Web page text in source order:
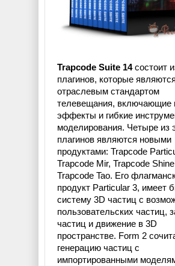
Trapcode Suite 14состоит
плагинов, которые являются
отраслевым стандартом
телевещания, включающие
эффекты и гибкие
моделирования. Четыре из
плагинов являются новыми
продуктами: Trapcode
Trapcode Mir, Trapcode
Trapcode Tao. Его
продукт Particular 3, имеет
систему 3D частиц с
пользовательских частиц,
частиц и движение в 3D
пространстве. Form 2
генерацию частиц с
импортированными